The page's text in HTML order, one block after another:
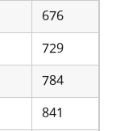
676
729
784
841